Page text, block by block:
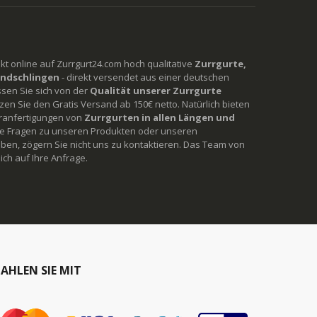
online auf Zurrgurt24.com hoch qualitative Zurrgurte,
- direkt versendet aus einer deutschen
Sie sich von der Qualität unserer Zurrgurte
Sie den Gratis Versand ab 150€ netto. Natürlich bieten
von Zurrgurten in allen Längen und
Fragen zu unseren Produkten oder unseren
zögern Sie nicht uns zu kontaktieren. Das Team von
auf Ihre Anfrage.
SIE MIT